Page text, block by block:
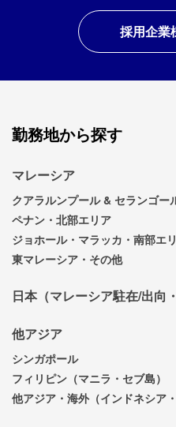
採用企業
勤務地から探す
マレーシア
クアラルンプール & セランゴー
ペナン・北部エリア
ジョホール・マラッカ・南部エ
東マレーシア・その他
日本（マレーシア駐在/出向
他アジア
シンガポール
フィリピン（マニラ・セブ島）
他アジア・海外（インドネシア